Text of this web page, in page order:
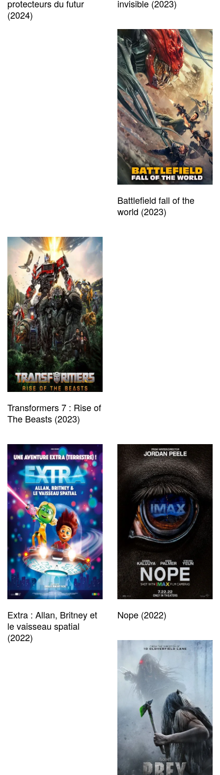
protecteurs du futur
(2024)
invisible (2023)
Battlefield fall of the
world (2023)
Transformers 7 : Rise of
The Beasts (2023)
Extra : Allan, Britney et
le vaisseau spatial
(2022)
Nope (2022)